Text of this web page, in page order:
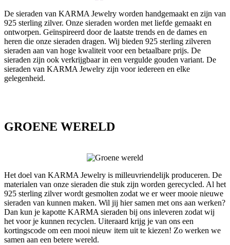
De sieraden van KARMA Jewelry worden handgemaakt en zijn van
925 sterling zilver. Onze sieraden worden met liefde gemaakt en
ontworpen. Geïnspireerd door de laatste trends en de dames en
heren die onze sieraden dragen. Wij bieden 925 sterling zilveren
sieraden aan van hoge kwaliteit voor een betaalbare prijs. De
sieraden zijn ook verkrijgbaar in een vergulde gouden variant. De
sieraden van KARMA Jewelry zijn voor iedereen en elke
gelegenheid.
GROENE WERELD
Het doel van KARMA Jewelry is milleuvriendelijk produceren. De
materialen van onze sieraden die stuk zijn worden gerecycled. Al het
925 sterling zilver wordt gesmolten zodat we er weer mooie nieuwe
sieraden van kunnen maken. Wil jij hier samen met ons aan werken?
Dan kun je kapotte KARMA sieraden bij ons inleveren zodat wij
het voor je kunnen recyclen. Uiteraard krijg je van ons een
kortingscode om een mooi nieuw item uit te kiezen! Zo werken we
samen aan een betere wereld.